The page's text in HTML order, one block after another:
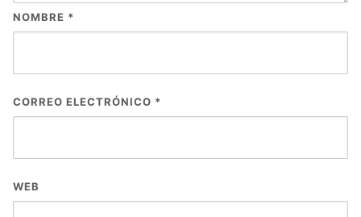
NOMBRE *
CORREO ELECTRÓNICO *
WEB